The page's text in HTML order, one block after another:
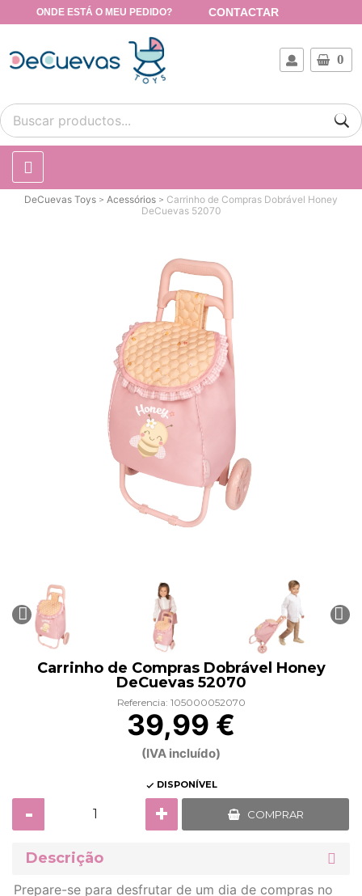
ONDE ESTÁ O MEU PEDIDO? CONTACTAR
0
DeCuevas Toys Acessórios
Carrinho de Compras Dobrável Honey
DeCuevas 52070
Carrinho de Compras Dobrável Honey
DeCuevas 52070
Referencia: 105000052070
39,99 €
(IVA incluído)
 DISPONÍVEL
- + COMPRAR
Descrição
Prepare-se para desfrutar de um dia de compras no